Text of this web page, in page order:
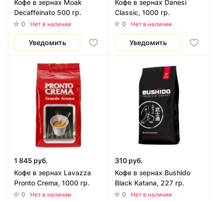
Кофе в зернах Moak
Decaffeinato 500 гр.
0 Нет в наличии
Уведомить
Кофе в зернах Danesi
Classic, 1000 гр.
0 Нет в наличии
Уведомить
1 845 руб.
Кофе в зернах Lavazza
Pronto Crema, 1000 гр.
0 Нет в наличии
310 руб.
Кофе в зернах Bushido
Black Katana, 227 гр.
0 Нет в наличии